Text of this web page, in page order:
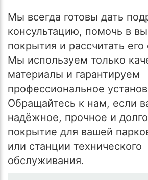
Мы всегда готовы дать
консультацию, помочь в
покрытия и рассчитать его
Мы используем только
материалы и гарантируем
профессиональное
Обращайтесь к нам, если
надёжное, прочное и
покрытие для вашей
или станции технического
обслуживания.